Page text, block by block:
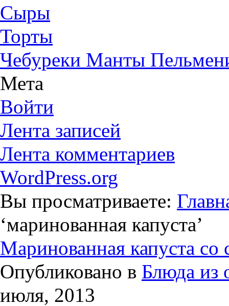
Сыры
Торты
Чебуреки Манты
Мета
Войти
Лента записей
Лента комментариев
WordPress.org
Вы просматриваете:
‘маринованная капуста’
Маринованная капуста
Опубликовано в Блюда из
июля, 2013